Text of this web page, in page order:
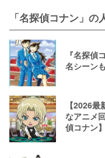
「名探偵コナン」
『名探偵
名シーン
【2026
なアニメ
偵コナン】